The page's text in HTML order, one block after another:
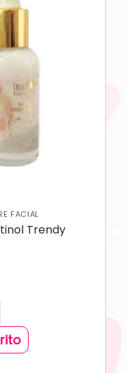
FACIAL
Trendy